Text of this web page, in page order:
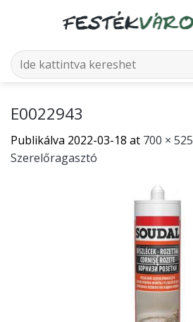
Keresés
a
E0022943
Publikálva 2022-03-18 at 700 × 525
Szerelőragasztó